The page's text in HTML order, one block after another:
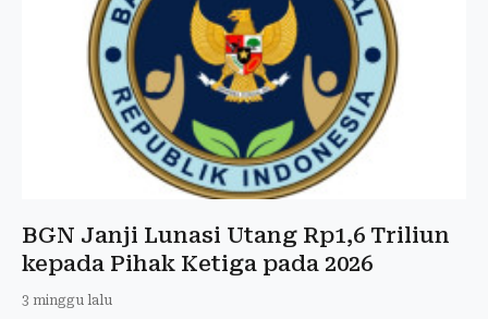
BGN Janji Lunasi Utang Rp1,6 Triliun
kepada Pihak Ketiga pada 2026
3 minggu lalu